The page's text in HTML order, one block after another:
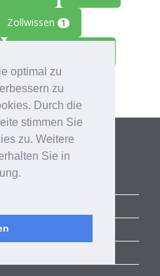
optimal zu
zu
Durch die
stimmen Sie
zu. Weitere
Sie in
Zollwissen 1